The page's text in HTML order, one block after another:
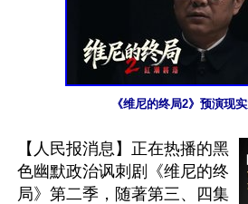
《维尼的终局2》预演现
【人民报消息】正在热播的黑
色幽默政治讽刺剧《维尼的终
局》第二季，随著第三、四集